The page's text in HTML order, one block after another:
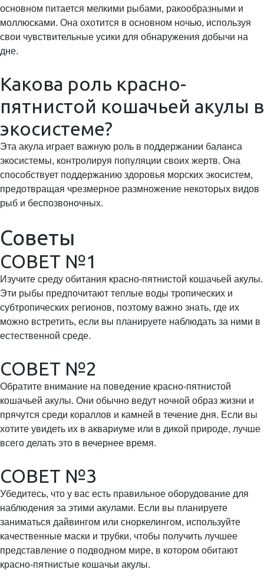
основном питается мелкими рыбами, ракообразными и
моллюсками. Она охотится в основном ночью, используя
свои чувствительные усики для обнаружения добычи на
дне.
Какова роль красно-
пятнистой кошачьей акулы в
экосистеме?
Эта акула играет важную роль в поддержании баланса
экосистемы, контролируя популяции своих жертв. Она
способствует поддержанию здоровья морских экосистем,
предотвращая чрезмерное размножение некоторых видов
рыб и беспозвоночных.
Советы
СОВЕТ №1
Изучите среду обитания красно-пятнистой кошачьей акулы.
Эти рыбы предпочитают теплые воды тропических и
субтропических регионов, поэтому важно знать, где их
можно встретить, если вы планируете наблюдать за ними в
естественной среде.
СОВЕТ №2
Обратите внимание на поведение красно-пятнистой
кошачьей акулы. Они обычно ведут ночной образ жизни и
прячутся среди кораллов и камней в течение дня. Если вы
хотите увидеть их в аквариуме или в дикой природе, лучше
всего делать это в вечернее время.
СОВЕТ №3
Убедитесь, что у вас есть правильное оборудование для
наблюдения за этими акулами. Если вы планируете
заниматься дайвингом или сноркелингом, используйте
качественные маски и трубки, чтобы получить лучшее
представление о подводном мире, в котором обитают
красно-пятнистые кошачьи акулы.